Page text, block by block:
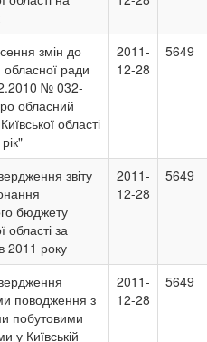
змін до
ради
№ 032-
обласний
області
2011-
12-28
5649
звіту
бюджету
області за
2011 року
2011-
12-28
5649
поводження з
побутовими
у Київській
2011-
12-28
5649